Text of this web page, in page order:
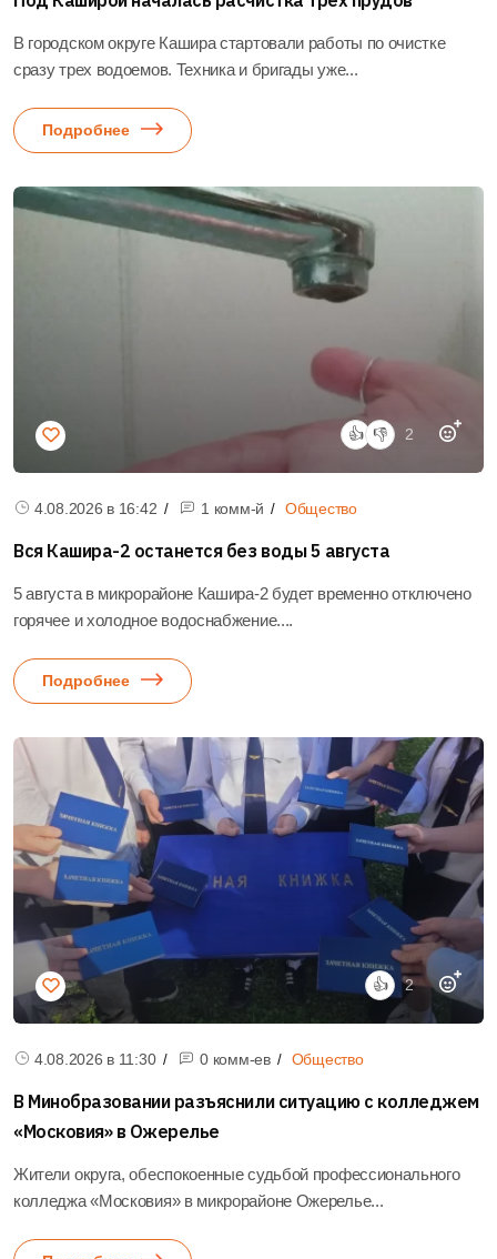
В городском округе Кашира стартовали работы по очистке
сразу трех водоемов. Техника и бригады уже...
Подробнее
👍 👎 2
4.08.2026 в 16:42 1 комм-й Общество
Вся Кашира-2 останется без воды 5 августа
5 августа в микрорайоне Кашира-2 будет временно отключено
горячее и холодное водоснабжение....
Подробнее
👍 2
4.08.2026 в 11:30 0 комм-ев Общество
В Минобразовании разъяснили ситуацию с колледжем
«Московия» в Ожерелье
Жители округа, обеспокоенные судьбой профессионального
колледжа «Московия» в микрорайоне Ожерелье...